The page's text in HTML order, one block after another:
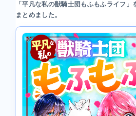
「平凡な私の獣騎士団もふもふライフ
まとめました。